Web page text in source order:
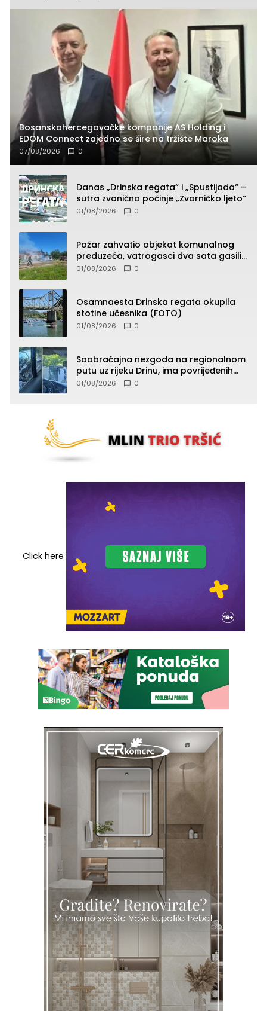
Bosanskohercegovačke kompanije AS Holding i
EDOM Connect zajedno se šire na tržište Maroka
07/08/2026 0
Danas „Drinska regata“ i „Spustijada“ –
sutra zvanično počinje „Zvorničko ljeto“
01/08/2026 0
Požar zahvatio objekat komunalnog
preduzeća, vatrogasci dva sata gasili
vatru (FOTO)
01/08/2026 0
Osamnaesta Drinska regata okupila
stotine učesnika (FOTO)
01/08/2026 0
Saobraćajna nezgoda na regionalnom
putu uz rijeku Drinu, ima povrijeđenih
lica (FOTO)
01/08/2026 0
Click here